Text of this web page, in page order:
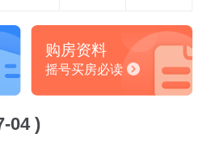
购房资料
摇号买房必读
04 )